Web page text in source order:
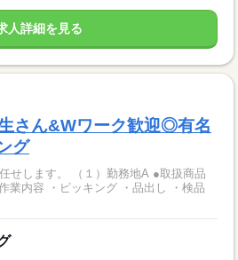
人詳細を見る
さん&Wワーク歓迎◎有名
グ
勤務地A ●取扱商品